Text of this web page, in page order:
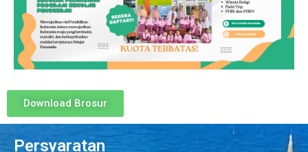
Download Brosur
Persyaratan